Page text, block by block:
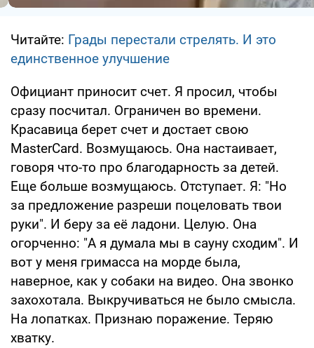
Читайте: Грады перестали стрелять. И это
единственное улучшение
Официант приносит счет. Я просил, чтобы
сразу посчитал. Ограничен во времени.
Красавица берет счет и достает свою
MasterCard. Возмущаюсь. Она настаивает,
говоря что-то про благодарность за детей.
Еще больше возмущаюсь. Отступает. Я: "Но
за предложение разреши поцеловать твои
руки". И беру за её ладони. Целую. Она
огорченно: "А я думала мы в сауну сходим". И
вот у меня гримасса на морде была,
наверное, как у собаки на видео. Она звонко
захохотала. Выкручиваться не было смысла.
На лопатках. Признаю поражение. Теряю
хватку.